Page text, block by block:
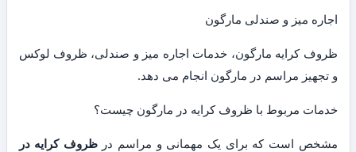
اجاره میز و صندلی مارگون
ظروف کرایه مارگون، خدمات اجاره میز و صندلی، ظروف لوکس
و تجهیز مراسم در مارگون انجام می دهد.
خدمات مربوط با ظروف کرایه در مارگون چیست؟
مشخص است که برای یک مهمانی و مراسم درظروف کرایه در